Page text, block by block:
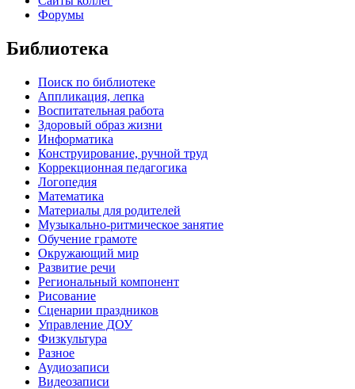
Форумы
Библиотека
Поиск по библиотеке
Аппликация, лепка
Воспитательная работа
Здоровый образ жизни
Информатика
Конструирование, ручной труд
Коррекционная педагогика
Логопедия
Математика
Материалы для родителей
Музыкально-ритмическое занятие
Обучение грамоте
Окружающий мир
Развитие речи
Региональный компонент
Рисование
Сценарии праздников
Управление ДОУ
Физкультура
Разное
Аудиозаписи
Видеозаписи